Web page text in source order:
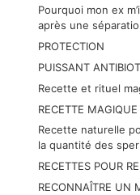
Pourquoi mon ex
après une
PROTECTION
PUISSANT
Recette et rituel
RECETTE MAGIQUE
Recette naturelle
la quantité des
RECETTES POUR
RECONNAÎTRE UN